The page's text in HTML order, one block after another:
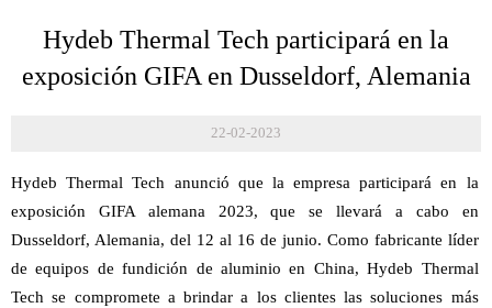
Hydeb Thermal Tech participará en la
exposición GIFA en Dusseldorf, Alemania
22-02-2023
Hydeb Thermal Tech anunció que la empresa participará en la
exposición GIFA alemana 2023, que se llevará a cabo en
Dusseldorf, Alemania, del 12 al 16 de junio. Como fabricante líder
de equipos de fundición de aluminio en China, Hydeb Thermal
Tech se compromete a brindar a los clientes las soluciones más